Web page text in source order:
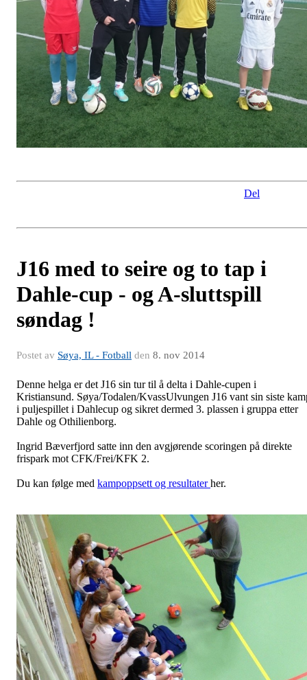
Del
J16 med to seire og to tap i
Dahle-cup - og A-sluttspill
søndag !
Postet av Søya, IL - Fotball den 8. nov 2014
Denne helga er det J16 sin tur til å delta i Dahle-cupen i
Kristiansund. Søya/Todalen/KvassUlvungen J16 vant sin siste
i puljespillet i Dahlecup og sikret dermed 3. plassen i gruppa etter
Dahle og Othilienborg.
Ingrid Bæverfjord satte inn den avgjørende scoringen på direkte
frispark mot CFK/Frei/KFK 2.
Du kan følge med kampoppsett og resultaterher.